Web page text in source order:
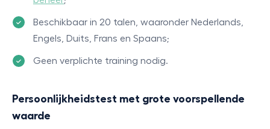
Beschikbaar in 20 talen, waaronder Nederlands,
Engels, Duits, Frans en Spaans;
Geen verplichte training nodig.
Persoonlijkheidstest met grote voorspellende
waarde